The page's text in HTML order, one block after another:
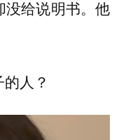
没给说明书。他
人？